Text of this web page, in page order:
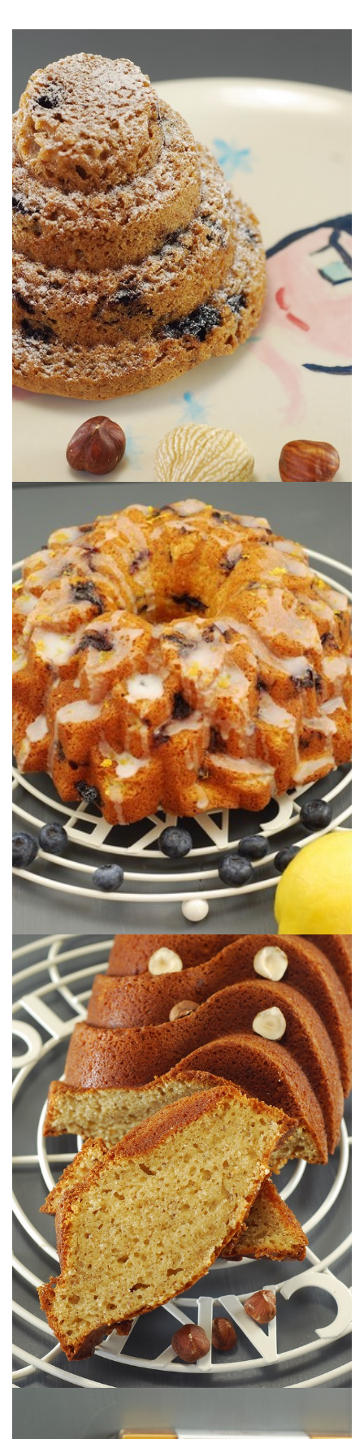
MINI BUNDTCAKES DE HARINA DE
CASTAÑA & ARÁNDANOS
¡Muchas felicidades mi Princesita!
BLUEBERRY & LEMON BUNDTCAKE
(BUNDTCAKE DE ARÁNDANOS Y
LIMÓN)
Un bundtcake sabroso de arándanos frescos con un toque de
ralladura de limón, perfecto para cualquier celebración.
BUNDTCAKE SEMI INTEGRAL DE
HARINA DE AVELLANAS & ACEITE DE
OLIVA
Sencillo & Goloso.